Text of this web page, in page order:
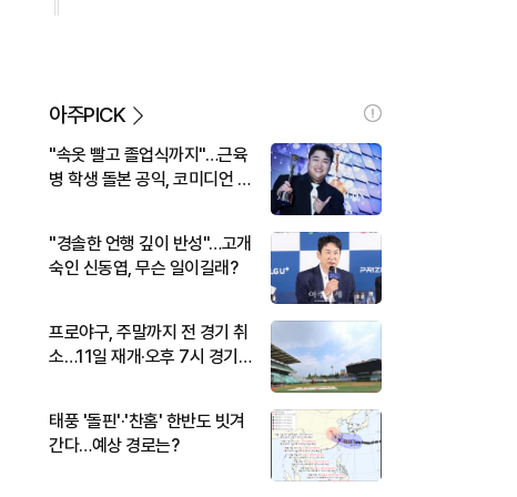
아주PICK
"속옷 빨고 졸업식까지"…근육
병 학생 돌본 공익, 코미디언 김
"경솔한 언행 깊이 반성"…고개
숙인 신동엽, 무슨 일이길래?
프로야구, 주말까지 전 경기 취
소…11일 재개·오후 7시 경기
태풍 '돌핀'·'찬홈' 한반도 빗겨
간다…예상 경로는?